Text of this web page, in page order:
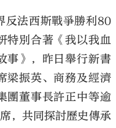
反法西斯戰爭勝利80
特別合著《我以我血
事》，昨日舉行新書
梁振英、商務及經濟
團董事長許正中等逾
，共同探討歷史傳承